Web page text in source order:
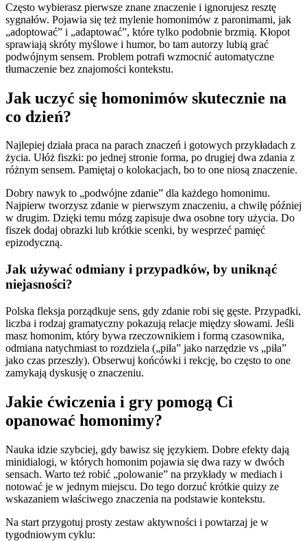
Często wybierasz pierwsze znane znaczenie i ignorujesz resztę
sygnałów. Pojawia się też mylenie homonimów z paronimami, jak
„adoptować” i „adaptować”, które tylko podobnie brzmią. Kłopot
sprawiają skróty myślowe i humor, bo tam autorzy lubią grać
podwójnym sensem. Problem potrafi wzmocnić automatyczne
tłumaczenie bez znajomości kontekstu.
Jak uczyć się homonimów skutecznie na
co dzień?
Najlepiej działa praca na parach znaczeń i gotowych przykładach z
życia. Ułóż fiszki: po jednej stronie forma, po drugiej dwa zdania z
różnym sensem. Pamiętaj o kolokacjach, bo to one niosą znaczenie.
Dobry nawyk to „podwójne zdanie” dla każdego homonimu.
Najpierw tworzysz zdanie w pierwszym znaczeniu, a chwilę później
w drugim. Dzięki temu mózg zapisuje dwa osobne tory użycia. Do
fiszek dodaj obrazki lub krótkie scenki, by wesprzeć pamięć
epizodyczną.
Jak używać odmiany i przypadków, by uniknąć
niejasności?
Polska fleksja porządkuje sens, gdy zdanie robi się gęste. Przypadki,
liczba i rodzaj gramatyczny pokazują relacje między słowami. Jeśli
masz homonim, który bywa rzeczownikiem i formą czasownika,
odmiana natychmiast to rozdziela („piła” jako narzędzie vs „piła”
jako czas przeszły). Obserwuj końcówki i rekcję, bo często to one
zamykają dyskusję o znaczeniu.
Jakie ćwiczenia i gry pomogą Ci
opanować homonimy?
Nauka idzie szybciej, gdy bawisz się językiem. Dobre efekty dają
minidialogi, w których homonim pojawia się dwa razy w dwóch
sensach. Warto też robić „polowanie” na przykłady w mediach i
notować je w jednym miejscu. Do tego dorzuć krótkie quizy ze
wskazaniem właściwego znaczenia na podstawie kontekstu.
Na start przygotuj prosty zestaw aktywności i powtarzaj je w
tygodniowym cyklu: